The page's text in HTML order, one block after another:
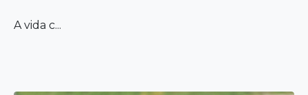
A vida c...